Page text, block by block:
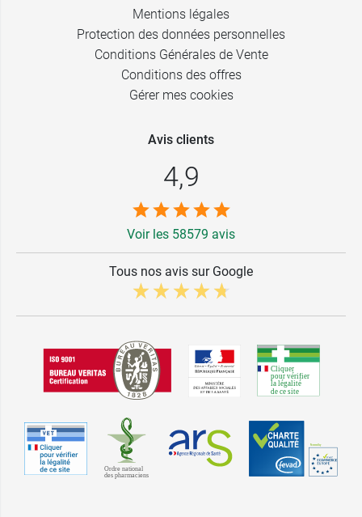
Mentions légales
Protection des données personnelles
Conditions Générales de Vente
Conditions des offres
Gérer mes cookies
Avis clients
4,9
Voir les 58579 avis
Tous nos avis sur Google